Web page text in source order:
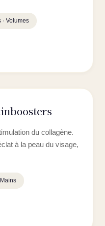
· Volumes
du collagène.
à la peau du visage,